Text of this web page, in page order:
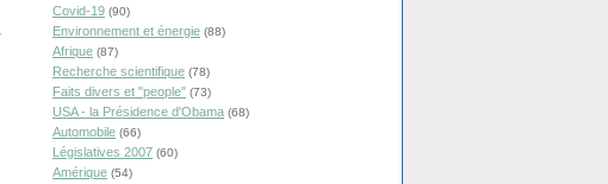
Covid-19 (90)
Environnement et énergie (88)
Afrique (87)
Recherche scientifique (78)
Faits divers et "people" (73)
USA - la Présidence d'Obama (68)
Automobile (66)
Législatives 2007 (60)
Amérique (54)